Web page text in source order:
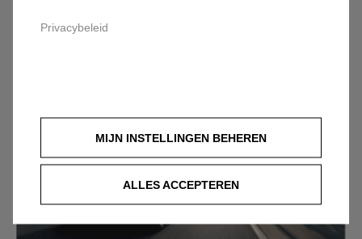
Privacybeleid
MIJN INSTELLINGEN BEHEREN
ALLES ACCEPTEREN